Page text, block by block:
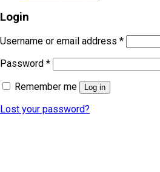
Login
Username or email address *
Password *
Remember me
Log in
Lost your password?